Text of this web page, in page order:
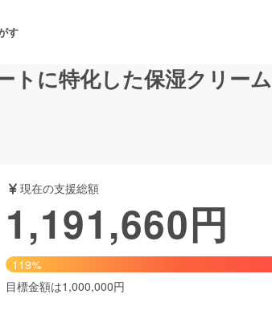
す
マンス
ファッション
トに特化した保湿クリーム
現在の支援総額
1,191,660円
119%
目標金額は1,000,000円